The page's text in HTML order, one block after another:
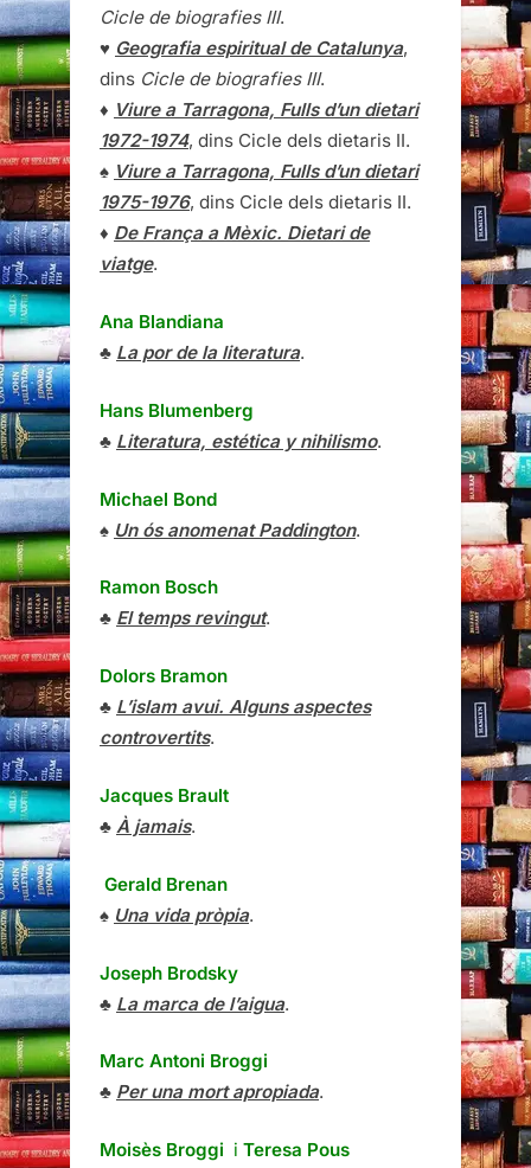
Cicle de biografies III.
♥ Geografia espiritual de Catalunya,
dins Cicle de biografies III.
♦ Viure a Tarragona, Fulls d’un dietari
1972-1974, dins Cicle dels dietaris II.
♠ Viure a Tarragona, Fulls d’un dietari
1975-1976, dins Cicle dels dietaris II.
♦ De França a Mèxic. Dietari de
viatge.
Ana Blandiana
♣ La por de la literatura.
Hans Blumenberg
♣ Literatura, estética y nihilismo.
Michael Bond
♠ Un ós anomenat Paddington.
Ramon Bosch
♣ El temps revingut.
Dolors Bramon
♣ L’islam avui. Alguns aspectes
controvertits.
Jacques Brault
♣ À jamais.
Gerald Brenan
♠ Una vida pròpia.
Joseph Brodsky
♣ La marca de l’aigua.
Marc Antoni Broggi
♣ Per una mort apropiada.
Moisès Broggi i Teresa Pous